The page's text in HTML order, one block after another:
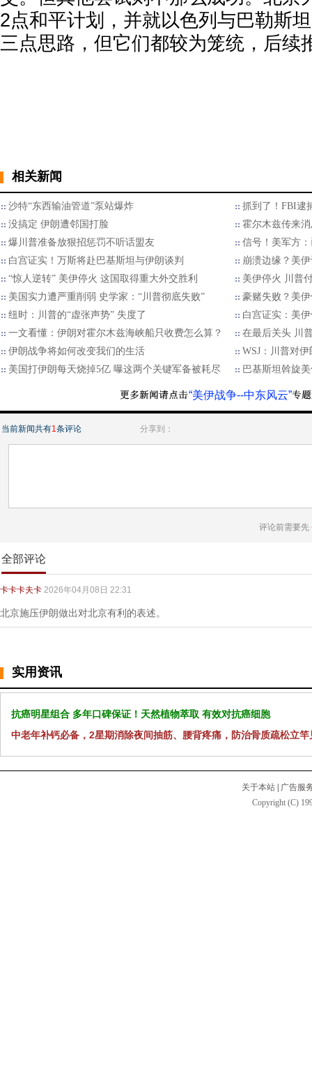
2点和平计划，并就以色列与巴勒斯
三点思路，但它们都较为笼统，后续
相关新闻
沙特“东西输油管道”泵站爆炸
抓到了！FBI逮
没搞定 伊朗遭邻国打脸
霍尔木兹传来
爆川普准备放狠招惩罚不听话盟友
信号！美军方
白宫证实！万斯将赴巴基斯坦与伊朗谈判
崩溃边缘？美
“惊人逆转” 美伊停火 这国取得重大外交胜利
美伊停火 川普
美国实力遭严重削弱 史学家：“川普彻底失败”
豪赌失败？美
纽时：川普的“虚张声势” 失度了
白宫证实：美
一文看懂：伊朗对霍尔木兹海峡船只收费怎么算？
在最后关头 川
伊朗战争将如何改变我们的生活
WSJ：川普对
美国打伊朗每天烧掉5亿 曝这两个关键军备被耗尽
巴基斯坦斡旋
“美伊战争--中东风云”
当前新闻共有1条评论 分享到：
评论前需要先
全部评论
卡卡卡夫卡 2026年04月08日 22:31
北京施压伊朗做出对北京有利的表述。
实用资讯
抗癌明星组合 多年口碑保证！天然植物萃取 有效对抗癌细胞
中老年补钙必备，2星期消除夜间抽筋、腰背疼痛，防治骨质疏松立竿
关于本站
广告服
Copyright (C)